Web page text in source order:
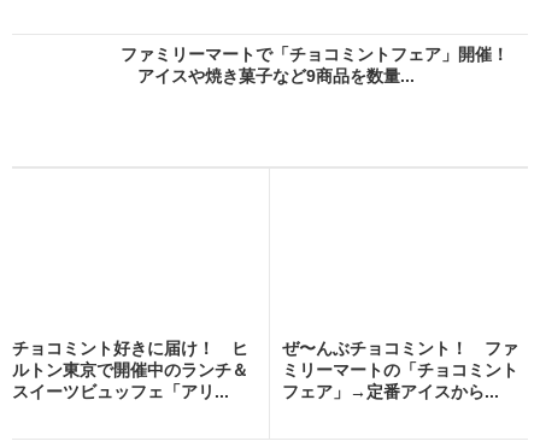
ファミリーマートで「チョコミントフェア」開催！
アイスや焼き菓子など9商品を数量...
チョコミント好きに届け！ ヒ
ルトン東京で開催中のランチ＆
スイーツビュッフェ「アリ...
ぜ〜んぶチョコミント！ ファ
ミリーマートの「チョコミント
フェア」→定番アイスから...